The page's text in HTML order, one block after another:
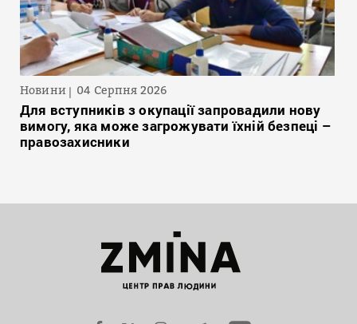
Новини 04 Серпня 2026
Для вступників з окупації запровадили нову
вимогу, яка може загрожувати їхній безпеці –
правозахисники